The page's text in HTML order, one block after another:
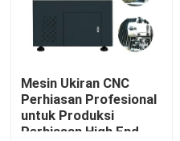
Tur Pabrik
Kontrol kualitas
Hubungi Kami
Mesin Ukiran CNC
Perhiasan Profesional
untuk Produksi
Perhiasan High End